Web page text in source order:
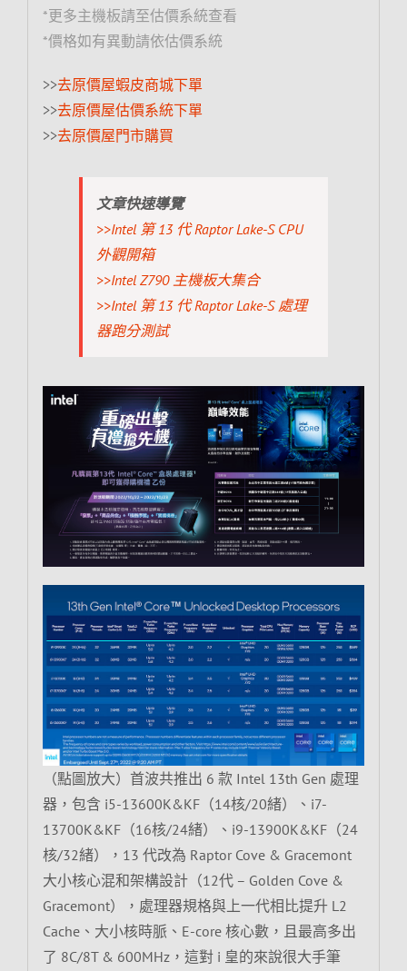
*更多主機板請至估價系統查看
*價格如有異動請依估價系統
>>去原價屋蝦皮商城下單
>>去原價屋估價系統下單
>>去原價屋門市購買
文章快速導覽
>>Intel 第 13 代 Raptor Lake-S CPU
外觀開箱
>>Intel Z790 主機板大集合
>>Intel 第 13 代 Raptor Lake-S 處理
器跑分測試
（點圖放大）首波共推出 6 款 Intel 13th Gen 處理
器，包含 i5-13600K&KF（14核/20緒）、i7-
13700K&KF（16核/24緒）、i9-13900K&KF（24
核/32緒），13 代改為 Raptor Cove & Gracemont
大小核心混和架構設計（12代 – Golden Cove &
Gracemont），處理器規格與上一代相比提升 L2
Cache、大小核時脈、E-core 核心數，且最高多出
了 8C/8T & 600MHz，這對 i 皇的來說很大手筆